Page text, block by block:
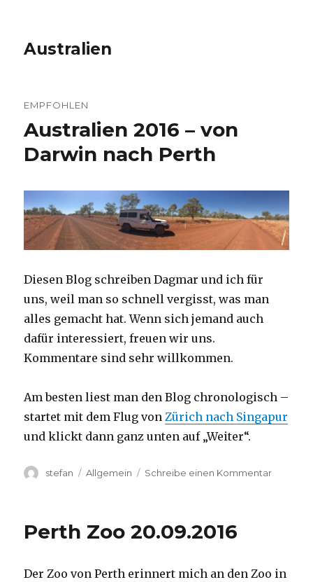
Australien
EMPFOHLEN
Australien 2016 – von
Darwin nach Perth
Diesen Blog schreiben Dagmar und ich für
uns, weil man so schnell vergisst, was man
alles gemacht hat. Wenn sich jemand auch
dafür interessiert, freuen wir uns.
Kommentare sind sehr willkommen.
Am besten liest man den Blog chronologisch –
startet mit dem Flug vonZürich nach Singapur
und klickt dann ganz unten auf „Weiter“.
Autor
stefan Kategorien
Allgemein Schreibe einen Kommentarzu
Perth
Perth Zoo 20.09.2016
Der Zoo von Perth erinnert mich an den Zoo in